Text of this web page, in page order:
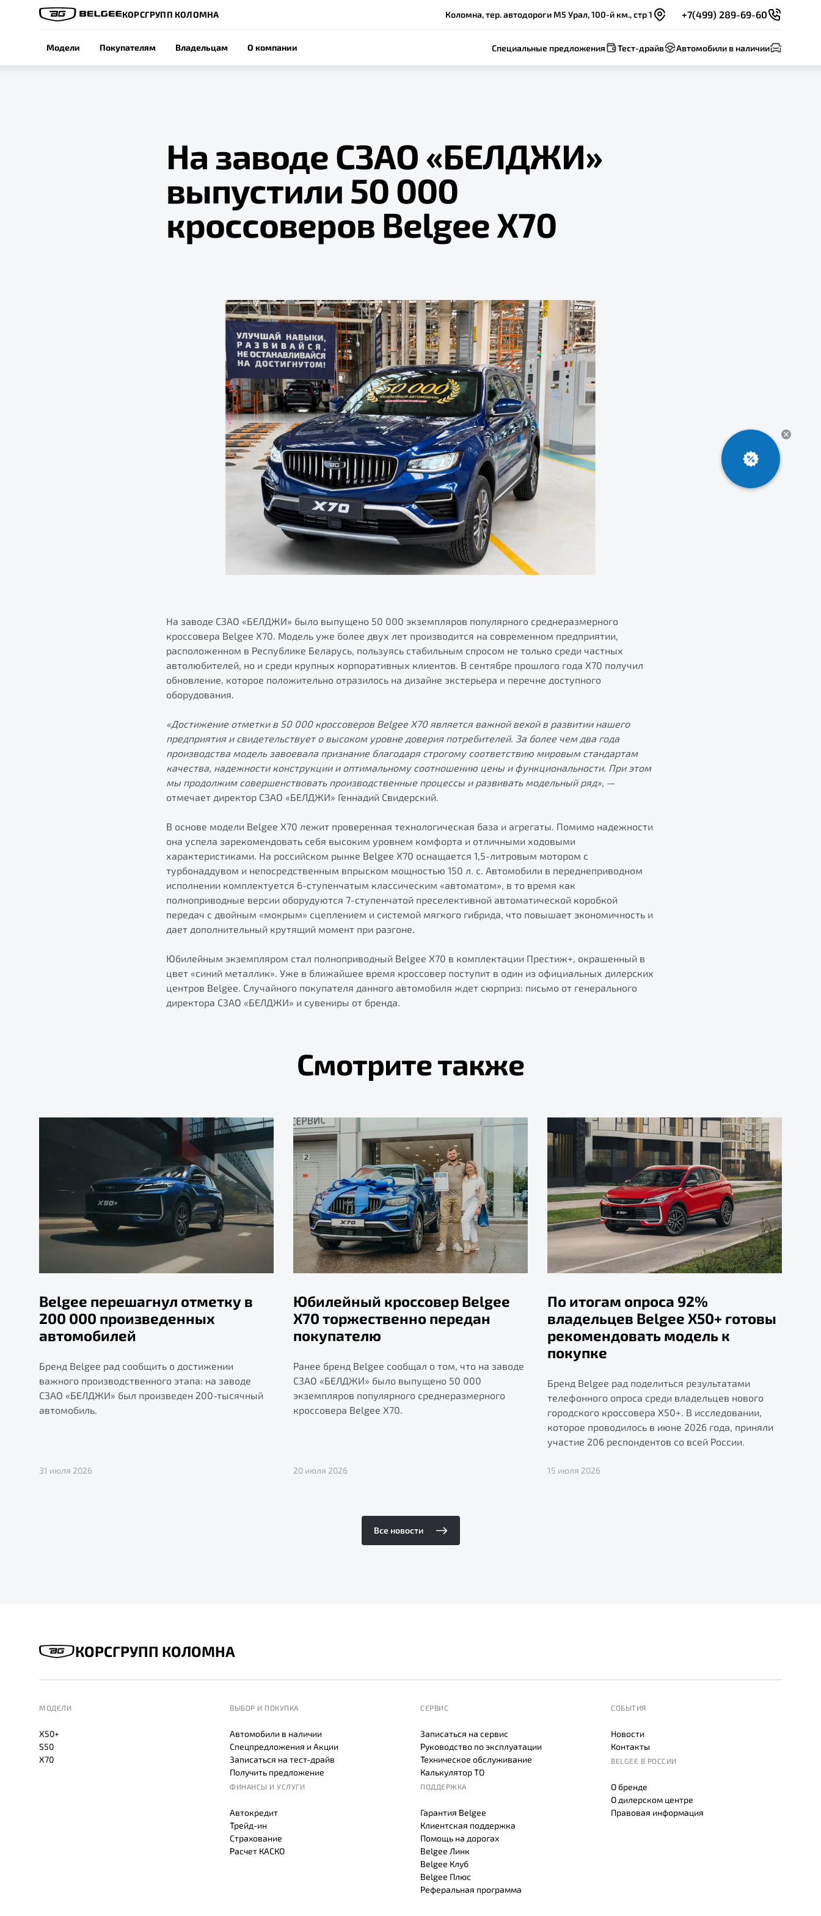
КОРСГРУПП КОЛОМНА Коломна, тер. автодороги М5 Урал, 100-й км., стр 1 +7(499) 289-69-60
Модели Покупателям Владельцам О компании Специальные предложения Тест-драйв Автомобили в наличии
На заводе СЗАО «БЕЛДЖИ»
выпустили 50 000
кроссоверов Belgee X70
На заводе СЗАО «БЕЛДЖИ» было выпущено 50 000 экземпляров популярного среднеразмерного
кроссовера Belgee X70. Модель уже более двух лет производится на современном предприятии,
расположенном в Республике Беларусь, пользуясь стабильным спросом не только среди частных
автолюбителей, но и среди крупных корпоративных клиентов. В сентябре прошлого года X70 получил
обновление, которое положительно отразилось на дизайне экстерьера и перечне доступного
оборудования.
«Достижение отметки в 50 000 кроссоверов Belgee X70 является важной вехой в развитии нашего
предприятия и свидетельствует о высоком уровне доверия потребителей. За более чем два года
производства модель завоевала признание благодаря строгому соответствию мировым стандартам
качества, надежности конструкции и оптимальному соотношению цены и функциональности. При этом
мы продолжим совершенствовать производственные процессы и развивать модельный ряд» , —
отмечает директор СЗАО «БЕЛДЖИ» Геннадий Свидерский.
В основе модели Belgee X70 лежит проверенная технологическая база и агрегаты. Помимо надежности
она успела зарекомендовать себя высоким уровнем комфорта и отличными ходовыми
характеристиками. На российском рынке Belgee X70 оснащается 1,5-литровым мотором с
турбонаддувом и непосредственным впрыском мощностью 150 л. с. Автомобили в переднеприводном
исполнении комплектуется 6-ступенчатым классическим «автоматом», в то время как
полноприводные версии оборудуются 7-ступенчатой преселективной автоматической коробкой
передач с двойным «мокрым» сцеплением и системой мягкого гибрида, что повышает экономичность и
дает дополнительный крутящий момент при разгоне.
Юбилейным экземпляром стал полноприводный Belgee X70 в комплектации Престиж+, окрашенный в
цвет «синий металлик». Уже в ближайшее время кроссовер поступит в один из официальных дилерских
центров Belgee. Случайного покупателя данного автомобиля ждет сюрприз: письмо от генерального
директора СЗАО «БЕЛДЖИ» и сувениры от бренда.
Смотрите также
Belgee перешагнул отметку в
200 000 произведенных
автомобилей
Бренд Belgee рад сообщить о достижении
важного производственного этапа: на заводе
СЗАО «БЕЛДЖИ» был произведен 200-тысячный
автомобиль.
31 июля 2026
Юбилейный кроссовер Belgee
X70 торжественно передан
покупателю
Ранее бренд Belgee сообщал о том, что на заводе
СЗАО «БЕЛДЖИ» было выпущено 50 000
экземпляров популярного среднеразмерного
кроссовера Belgee X70.
20 июля 2026
По итогам опроса 92%
владельцев Belgee X50+ готовы
рекомендовать модель к
покупке
Бренд Belgee рад поделиться результатами
телефонного опроса среди владельцев нового
городского кроссовера X50+. В исследовании,
которое проводилось в июне 2026 года, приняли
участие 206 респондентов со всей России.
15 июля 2026
Все новости
КОРСГРУПП КОЛОМНА
МОДЕЛИ
X50+
S50
X70
ВЫБОР И ПОКУПКА
Автомобили в наличии
Спецпредложения и Акции
Записаться на тест-драйв
Получить предложение
ФИНАНСЫ И УСЛУГИ
Автокредит
Трейд-ин
Страхование
Расчет КАСКО
СЕРВИС
Записаться на сервис
Руководство по эксплуатации
Техническое обслуживание
Калькулятор ТО
ПОДДЕРЖКА
Гарантия Belgee
Клиентская поддержка
Помощь на дорогах
Belgee Линк
Belgee Клуб
Belgee Плюс
Реферальная программа
СОБЫТИЯ
Новости
Контакты
BELGEE В РОССИИ
О бренде
О дилерском центре
Правовая информация